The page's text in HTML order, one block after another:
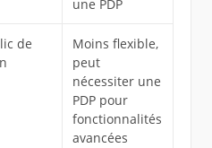
une PDP
de
Moins flexible,
peut
nécessiter une
PDP pour
fonctionnalités
avancées